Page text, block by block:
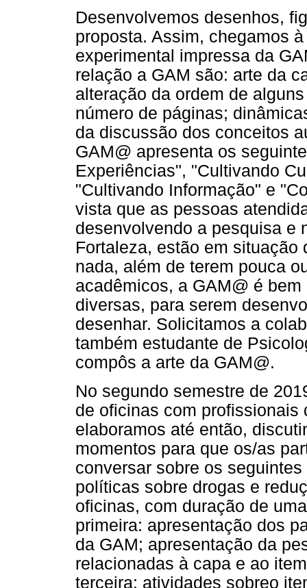
Desenvolvemos desenhos,
proposta. Assim, chegamos
experimental impressa da
relação a GAM são: arte da
alteração da ordem de
número de páginas;
da discussão dos conceitos
GAM@ apresenta os
Experiências", "Cultivando
"Cultivando Informação" e
vista que as pessoas
desenvolvendo a pesquisa e
Fortaleza, estão em
nada, além de terem pouca
acadêmicos, a GAM@ é
diversas, para serem
desenhar. Solicitamos a
também estudante de
compôs a arte da GAM@.
No segundo semestre de
de oficinas com profissionais
elaboramos até então,
momentos para que os/as
conversar sobre os
políticas sobre drogas e
oficinas, com duração de
primeira: apresentação dos
da GAM; apresentação da
relacionadas à capa e ao
terceira: atividades sobreo